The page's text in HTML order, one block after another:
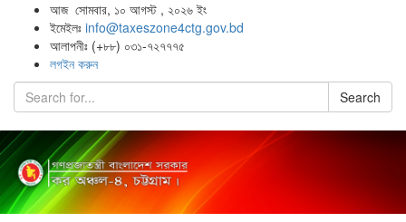
আজ সোমবার, ১০ আগস্ট , ২০২৬ ইং
ইমেইলঃ info@taxeszone4ctg.gov.bd
আলাপনীঃ (+৮৮) ০৩১-৭২৭৭৭৫
লগইন করুন
Search